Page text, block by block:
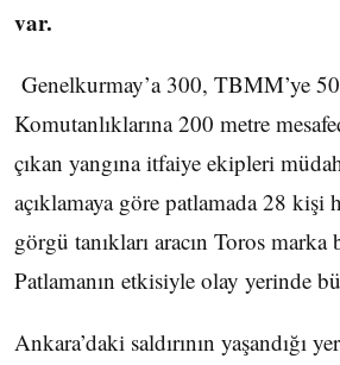
var.
Genelkurmay’a 300, TBMM’ye
Komutanlıklarına 200 metre
çıkan yangına itfaiye ekipleri
açıklamaya göre patlamada 28 kişi
görgü tanıkları aracın Toros
Patlamanın etkisiyle olay yerinde
Ankara’daki saldırının